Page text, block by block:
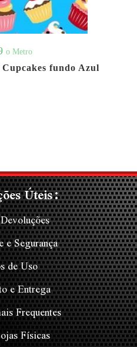
o Metro
fundo Azul
Úteis:
Segurança
de Uso
e Entrega
Frequentes
Físicas